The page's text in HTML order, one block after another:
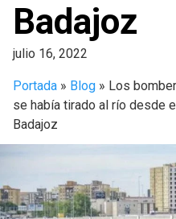
Badajoz
julio 16, 2022
Portada » Blog » Los
se había tirado al río desde
Badajoz